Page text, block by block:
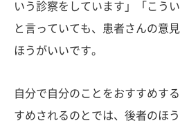
いう診察をしています」「こう
と言っていても、患者さんの意
ほうがいいです。
自分で自分のことをおすすめす
すめされるのとでは、後者のほ